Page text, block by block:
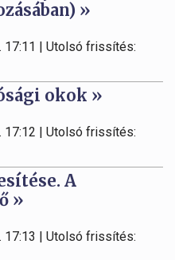
»
17:11 | Utolsó frissítés:
okok »
17:12 | Utolsó frissítés:
A
»
17:13 | Utolsó frissítés: